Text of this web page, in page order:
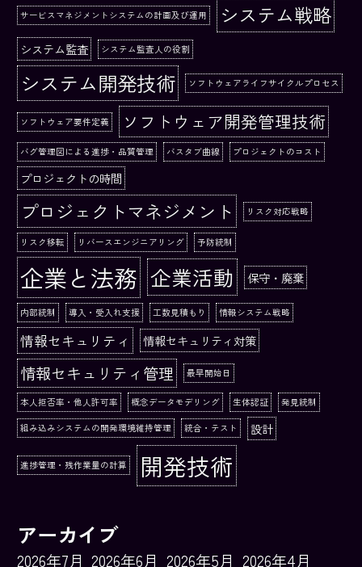
サービスマネジメントシステムの計画及び運用 システム戦略
システム監査 システム監査人の役割
システム開発技術 ソフトウェアライフサイクルプロセス
ソフトウェア要件定義 ソフトウェア開発管理技術
バグ管理図による進捗・品質管理 バスタブ曲線 プロジェクトのコスト
プロジェクトの時間
プロジェクトマネジメント リスク対応戦略
リスク移転 リバースエンジニアリング 予防統制
企業と法務 企業活動 保守・廃棄
内部統制 導入・受入れ支援 工数見積もり 情報システム戦略
情報セキュリティ 情報セキュリティ対策
情報セキュリティ管理 最早開始日
本人拒否率・他人許可率 概念データモデリング 生体認証 発見統制
組み込みシステムの開発環境維持管理 統合・テスト 設計
進捗管理・残作業量の計算 開発技術
アーカイブ
2026年7月 2026年6月 2026年5月 2026年4月